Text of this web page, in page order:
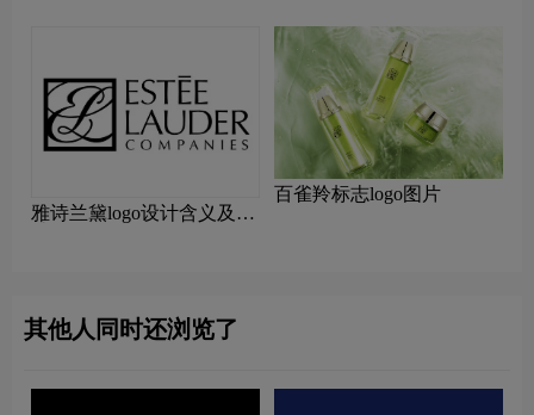
雅诗兰黛logo设计含义及设
百雀羚标志logo图片
其他人同时还浏览了